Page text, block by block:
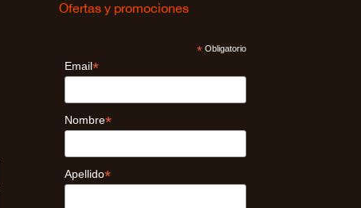
Ofertas y promociones
* Obligatorio
Email*
Nombre*
Apellido*